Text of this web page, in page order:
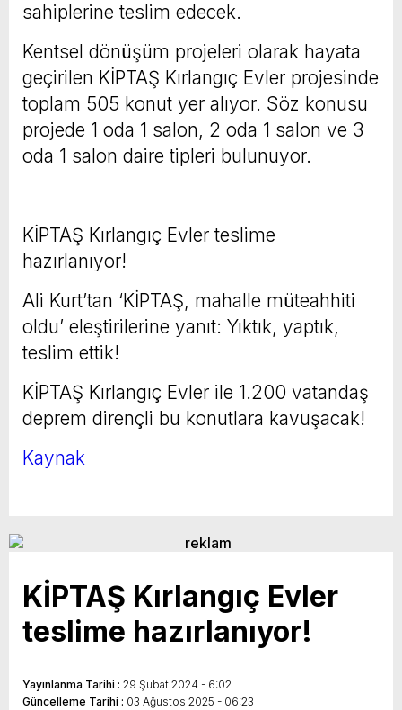
sahiplerine teslim edecek.
Kentsel dönüşüm projeleri olarak hayata
geçirilen KİPTAŞ Kırlangıç Evler projesinde
toplam 505 konut yer alıyor. Söz konusu
projede 1 oda 1 salon, 2 oda 1 salon ve 3
oda 1 salon daire tipleri bulunuyor.
KİPTAŞ Kırlangıç Evler teslime
hazırlanıyor!
Ali Kurt’tan ‘KİPTAŞ, mahalle müteahhiti
oldu’ eleştirilerine yanıt: Yıktık, yaptık,
teslim ettik!
KİPTAŞ Kırlangıç Evler ile 1.200 vatandaş
deprem dirençli bu konutlara kavuşacak!
Kaynak
KİPTAŞ Kırlangıç Evler
teslime hazırlanıyor!
Yayınlanma Tarihi : 29 Şubat 2024 - 6:02
Güncelleme Tarihi : 03 Ağustos 2025 - 06:23